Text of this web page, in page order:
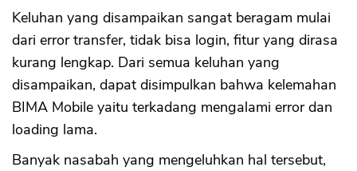
Keluhan yang disampaikan sangat beragam mulai
dari error transfer, tidak bisa login, fitur yang dirasa
kurang lengkap. Dari semua keluhan yang
disampaikan, dapat disimpulkan bahwa kelemahan
BIMA Mobile yaitu terkadang mengalami error dan
loading lama.
Banyak nasabah yang mengeluhkan hal tersebut,